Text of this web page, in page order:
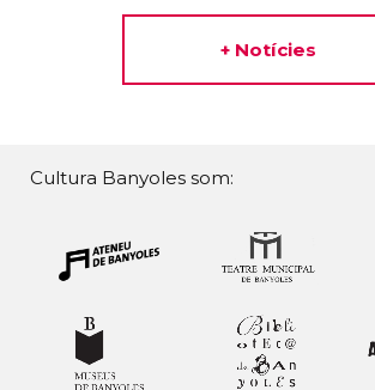
+ Notícies
Cultura Banyoles som: